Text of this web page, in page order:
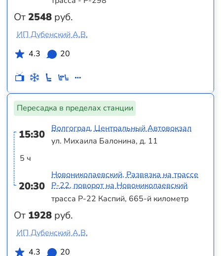
От2548 руб.
ИП Дубенский А.В.
4.3
20
Пересадка в пределах станции
15:30
5 ч
20:30
От 1928 руб.
Волгоград, Центральный Автовокзал
ул. Михаила Балонина, д. 11
Новониколаевский, Развязка на трассе
Р-22, поворот на Новониколаевский
трасса Р-22 Каспий, 665-й километр
ИП Дубенский А.В.
4.3
20